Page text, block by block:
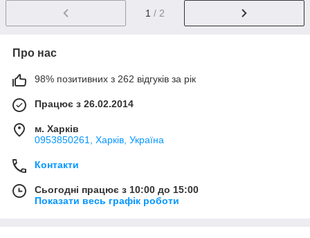
1 / 2
Про нас
98% позитивних з 262 відгуків за рік
Працює з 26.02.2014
м. Харків
0953850261, Харків, Україна
Контакти
Сьогодні працює з 10:00 до 15:00
Показати весь графік роботи